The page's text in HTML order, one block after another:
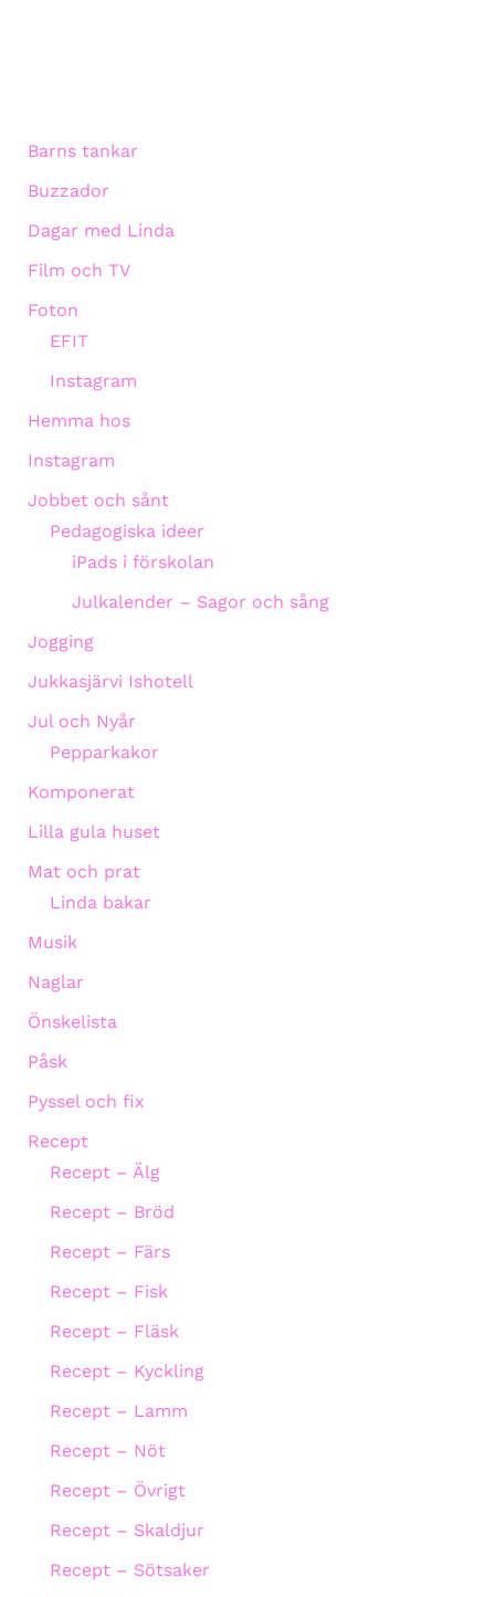
Barns tankar
Buzzador
Dagar med Linda
Film och TV
Foton
EFIT
Instagram
Hemma hos
Instagram
Jobbet och sånt
Pedagogiska ideer
iPads i förskolan
Julkalender – Sagor och sång
Jogging
Jukkasjärvi Ishotell
Jul och Nyår
Pepparkakor
Komponerat
Lilla gula huset
Mat och prat
Linda bakar
Musik
Naglar
Önskelista
Påsk
Pyssel och fix
Recept
Recept – Älg
Recept – Bröd
Recept – Färs
Recept – Fisk
Recept – Fläsk
Recept – Kyckling
Recept – Lamm
Recept – Nöt
Recept – Övrigt
Recept – Skaldjur
Recept – Sötsaker